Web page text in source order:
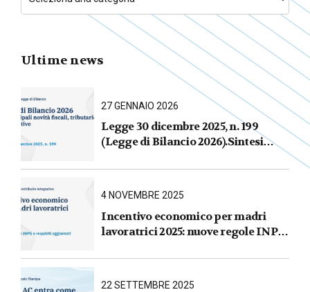
Ultime news
27 GENNAIO 2026
Legge 30 dicembre 2025, n. 199
(Legge di Bilancio 2026).Sintesi
commentata delle principali novità
fiscali, tributarie, contributive e per
4 NOVEMBRE 2025
Incentivo economico per madri
lavoratrici 2025: nuove regole INPS
22 SETTEMBRE 2025